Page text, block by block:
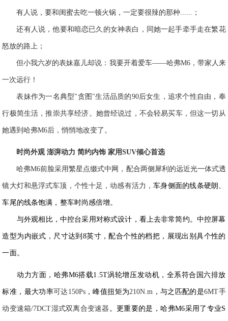
有人说，要和闺蜜去吃一顿火锅，一定要很辣的那种......；
还有人说，他要和暗恋已久的女神表白，同她一起手牵手走在繁花
怒放的路上；
但小我六岁的表妹嘉儿却说： 我要开着爱车——哈弗M6，带家人来
一次远行 ！
表妹作为一名典型"贪图"生活品质的90后女生 ，追求个性自由，奉
行极简生活，推崇共享经济。她曾经说过， 不会轻易买车，但这一切从
她遇到哈弗M6后，悄悄地改变了。
时尚外观 澎湃动力 简约内饰 家用SUV倾心首选
哈弗M6前脸采用繁星点缀式中网，配合两侧犀利的远近光一体式透
镜大灯和悬浮式车顶，个性十足，动感有活力，车身侧面的线条硬朗、
车尾的线条饱满，整车时尚感倍增。
与外观相比，中控台采用对称式设计，看上去非常简约。中控屏幕
造型为内嵌式，尺寸达到8英寸， 配合个性的档把，展现出 别具个性的
一面。
动力方面，哈弗M6搭载1.5T涡轮增压发动机，全系符合国六排放
标准，最大功率可达150Ps，峰值扭矩为210N.m ，与之匹配的是6MT手
动变速箱/7DCT湿式双离合变速器 。 更重要的是，哈弗M6采用了专业S